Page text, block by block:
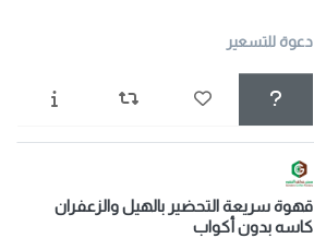
دعوة للتسعير
قهوة سريعة التحضير بالهيل والزعفران
كاسه بدون أكواب